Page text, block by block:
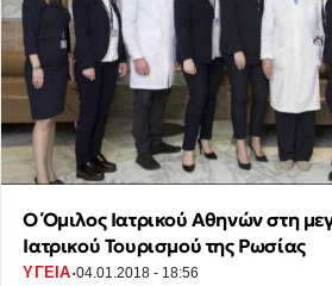
Ο Όμιλος Ιατρικού Αθηνών στη
Ιατρικού Τουρισμού της Ρωσίας
ΥΓΕΙΑ·04.01.2018 - 18:56